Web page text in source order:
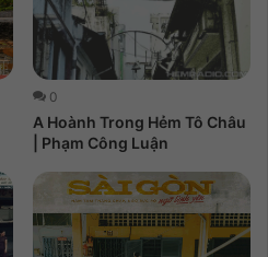
0
A Hoành Trong Hẻm Tô Châu
| Phạm Công Luận